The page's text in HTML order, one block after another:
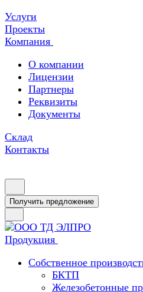
Услуги
Проекты
Компания
О компании
Лицензии
Партнеры
Реквизиты
Документы
Склад
Контакты
Получить предложение
Продукция
Собственное
БКТП
Железобетонные